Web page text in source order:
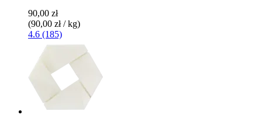
90,00 zł
(90,00 zł / kg)
4.6 (185)